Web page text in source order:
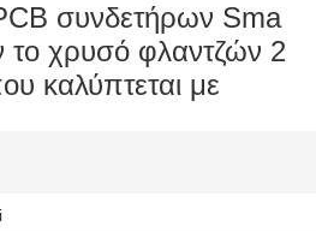
συνδετήρων Sma
το χρυσό φλαντζών 2
καλύπτεται με